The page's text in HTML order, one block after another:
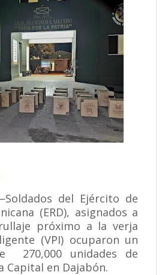
del Ejército de
(ERD), asignados a
próximo a la verja
(VPI) ocuparon un
270,000 unidades de
Capital en Dajabón.